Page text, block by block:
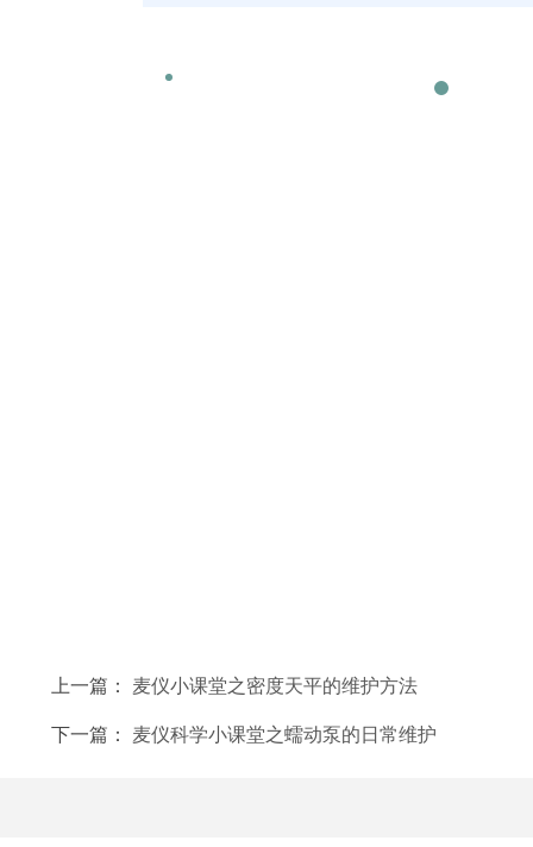
上一篇： 麦仪小课堂之密度天平的维护方法
下一篇： 麦仪科学小课堂之蠕动泵的日常维护